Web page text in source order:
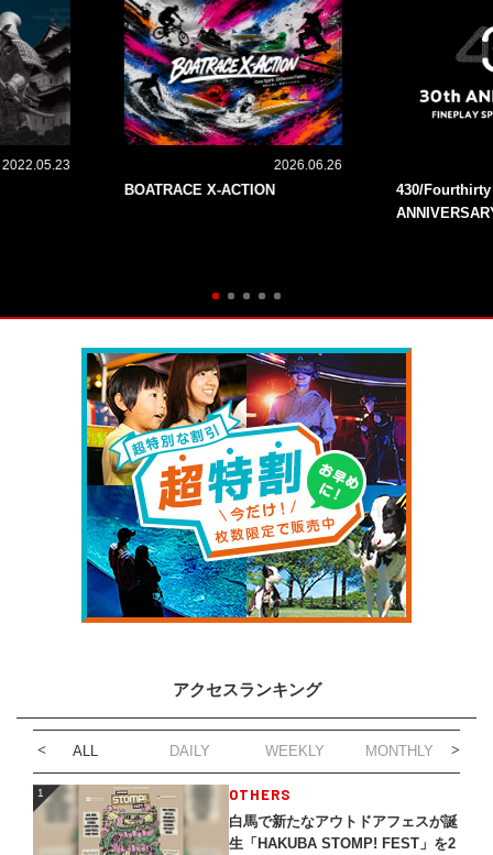
2022.05.23 2026.06.26
BOATRACE X-ACTION
430/
アクセスランキング
ALL DAILY WEEKLY MONTHLY
1 OTHERS
白馬で新たなアウトドアフェスが誕
生「HAKUBA STOMP! FEST」を2